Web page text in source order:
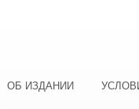
ОБ ИЗДАНИИ